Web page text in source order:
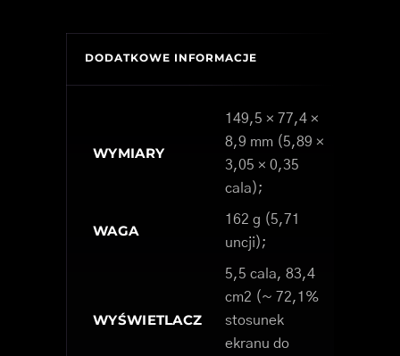
DODATKOWE INFORMACJE
WYMIARY
149,5 × 77,4 ×
8,9 mm (5,89 ×
3,05 × 0,35
cala);
WAGA
162 g (5,71
uncji);
WYŚWIETLACZ
5,5 cala, 83,4
cm2 (~ 72,1%
stosunek
ekranu do